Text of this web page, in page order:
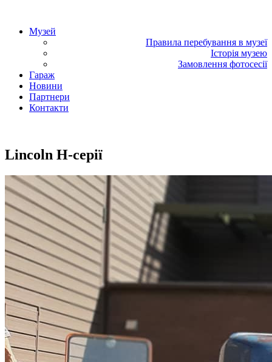
Музей
Правила перебування в музеї
Історія музею
Замовлення фотосесії
Гараж
Новини
Партнери
Контакти
Lincoln H-серії